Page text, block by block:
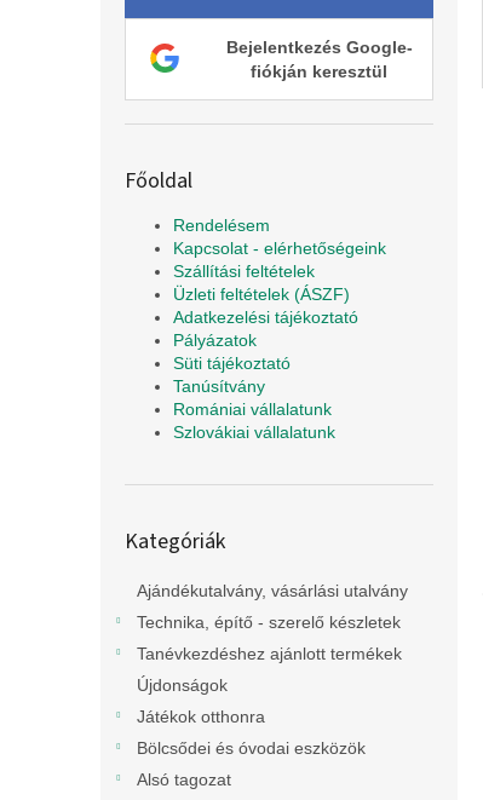
Bejelentkezés Google-
fiókján keresztül
Főoldal
Rendelésem
Kapcsolat - elérhetőségeink
Szállítási feltételek
Üzleti feltételek (ÁSZF)
Adatkezelési tájékoztató
Pályázatok
Süti tájékoztató
Tanúsítvány
Romániai vállalatunk
Szlovákiai vállalatunk
átugrása
Kategóriák
Ajándékutalvány, vásárlási utalvány
Technika, építő - szerelő készletek
Tanévkezdéshez ajánlott termékek
Újdonságok
Játékok otthonra
Bölcsődei és óvodai eszközök
Alsó tagozat